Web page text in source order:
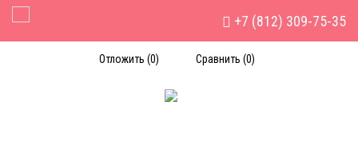
Отложить (0) Сравнить (0)
+7 (812) 309-75-35
Toggle Navigation